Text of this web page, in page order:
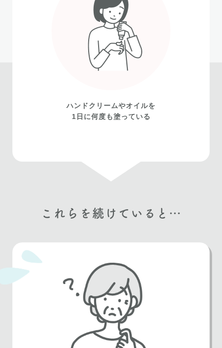
ハンドクリームやオイルを
1日に何度も塗っている
これらを続けていると…